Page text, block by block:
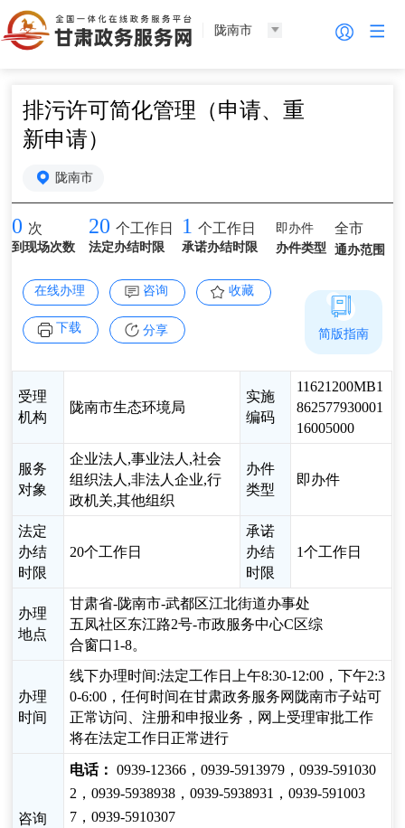
陇南市
排污许可简化管理（申请、重
新申请）
陇南市
0 次
到现场次数
20 个工作日
法定办结时限
1 个工作日
承诺办结时限
即办件
办件类型
全市
通办范围
在线办理 咨询 收藏
下载 分享
受理
机构
陇南市生态环境局
实施
编码
11621200MB1
862577930001
16005000
服务
对象
企业法人,事业法人,社会
组织法人,非法人企业,行
政机关,其他组织
办件
类型
即办件
法定
办结
时限
20个工作日
承诺
办结
时限
1个工作日
办理
地点
甘肃省-陇南市-武都区江北街道办事处
五凤社区东江路2号-市政服务中心C区综
合窗口1-8。
办理
时间
线下办理时间:法定工作日上午8:30-12:00，下午2:3
0-6:00，任何时间在甘肃政务服务网陇南市子站可
正常访问、注册和申报业务，网上受理审批工作
将在法定工作日正常进行
咨询
电话： 0939-12366，0939-5913979，0939-591030
2，0939-5938938，0939-5938931，0939-591003
7，0939-5910307
简版指南